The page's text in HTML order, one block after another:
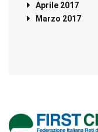
Aprile 2017
Marzo 2017